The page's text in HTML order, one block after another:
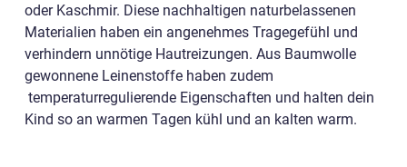
oder Kaschmir. Diese nachhaltigen naturbelassenen
Materialien haben ein angenehmes Tragegefühl und
verhindern unnötige Hautreizungen. Aus Baumwolle
gewonnene Leinenstoffe haben zudem
temperaturregulierende Eigenschaften und halten dein
Kind so an warmen Tagen kühl und an kalten warm.